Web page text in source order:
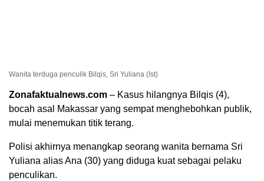
Wanita terduga penculik Bilqis, Sri Yuliana (Ist)
Zonafaktualnews.com – Kasus hilangnya Bilqis (4),
bocah asal Makassar yang sempat menghebohkan publik,
mulai menemukan titik terang.
Polisi akhirnya menangkap seorang wanita bernama Sri
Yuliana alias Ana (30) yang diduga kuat sebagai pelaku
penculikan.